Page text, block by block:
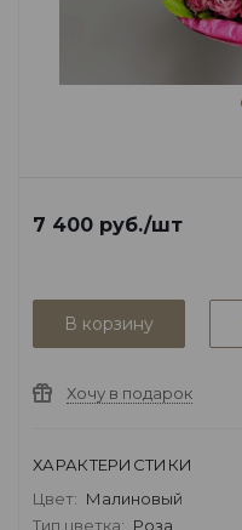
7 400 руб./шт
В корзину
Хочу в подарок
ХАРАКТЕРИСТИКИ
Цвет: Малиновый
Тип цветка: Роза